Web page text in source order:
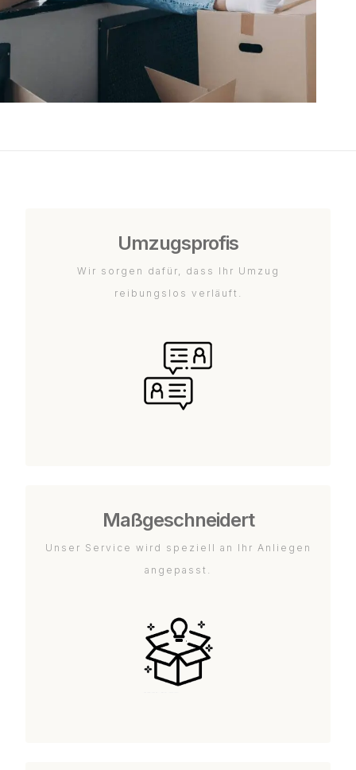
Umzugsprofis
Wir sorgen dafür, dass Ihr Umzug
reibungslos verläuft.
Maßgeschneidert
Unser Service wird speziell an Ihr Anliegen
angepasst.